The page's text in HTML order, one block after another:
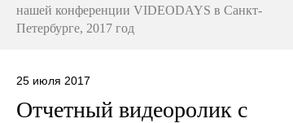
нашей конференции VIDEODAYS в Санкт-
Петербурге, 2017 год
25 июля 2017
Отчетный видеоролик с